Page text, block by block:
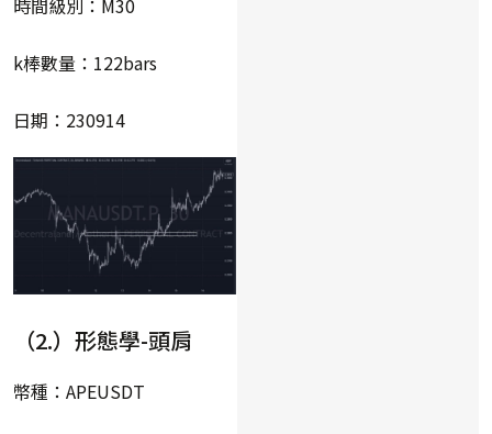
時間級別：M30
k棒數量：122bars
日期：230914
（2.）形態學-頭肩
幣種：APEUSDT